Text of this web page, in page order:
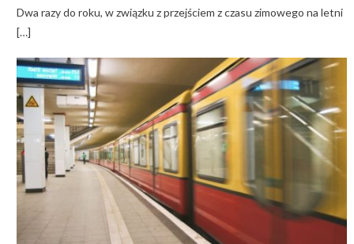
Dwa razy do roku, w związku z przejściem z czasu zimowego na letni
[…]